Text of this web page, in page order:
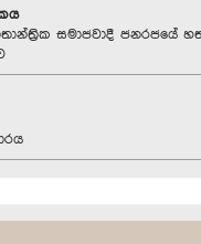
සමාජවාදී ජනරජයේ